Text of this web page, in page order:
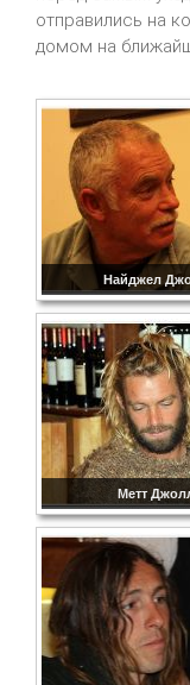
отправились на
домом на
Найджел
Метт